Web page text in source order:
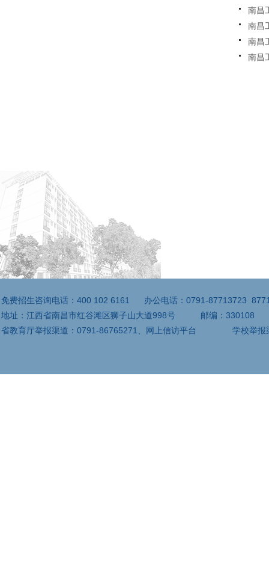
南昌
南昌
南昌
南昌
免费招生咨询电话：400 102 6161 办公电话：0791-87713723
地址：江西省南昌市红谷滩区狮子山大道998号 邮编：
省教育厅举报渠道：0791-86765271、网上信访平台 学校举报渠